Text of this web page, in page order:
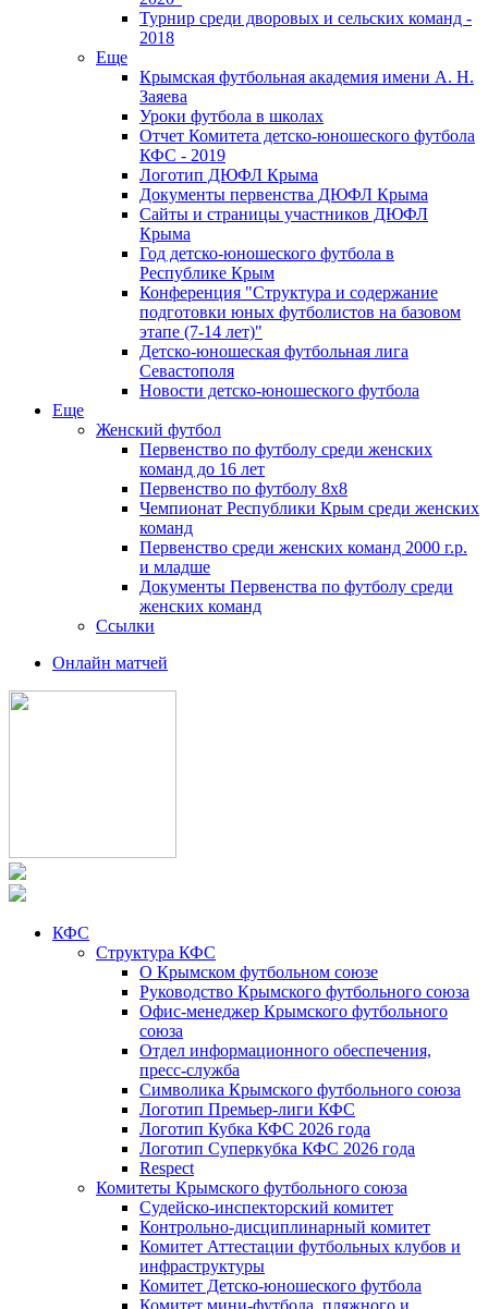
Турнир среди дворовых и сельских команд -
2018
Еще
Крымская футбольная академия имени А. Н.
Заяева
Уроки футбола в школах
Отчет Комитета детско-юношеского футбола
КФС - 2019
Логотип ДЮФЛ Крыма
Документы первенства ДЮФЛ Крыма
Сайты и страницы участников ДЮФЛ
Крыма
Год детско-юношеского футбола в
Республике Крым
Конференция "Структура и содержание
подготовки юных футболистов на базовом
этапе (7-14 лет)"
Детско-юношеская футбольная лига
Севастополя
Новости детско-юношеского футбола
Еще
Женский футбол
Первенство по футболу среди женских
команд до 16 лет
Первенство по футболу 8х8
Чемпионат Республики Крым среди женских
команд
Первенство среди женских команд 2000 г.р.
и младше
Документы Первенства по футболу среди
женских команд
Ссылки
Онлайн матчей
КФС
Структура КФС
О Крымском футбольном союзе
Руководство Крымского футбольного союза
Офис-менеджер Крымского футбольного
союза
Отдел информационного обеспечения,
пресс-служба
Символика Крымского футбольного союза
Логотип Премьер-лиги КФС
Логотип Кубка КФС 2026 года
Логотип Суперкубка КФС 2026 года
Respect
Комитеты Крымского футбольного союза
Судейско-инспекторский комитет
Контрольно-дисциплинарный комитет
Комитет Аттестации футбольных клубов и
инфраструктуры
Комитет Детско-юношеского футбола
Комитет мини-футбола, пляжного и